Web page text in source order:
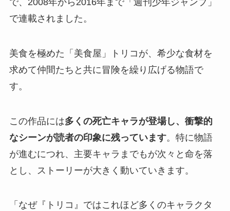
で連載されました。
美食を極めた「美食屋」トリコが、 希少な食材を
求めて仲間たちと共に冒険を繰り広げる物語で
す。
この作品には多くの死亡キャラが登場し、衝撃的
なシーンが読者の印象に残っています。特に物語
が進むにつれ、主要キャラまでもが次々と命を落
とし、ストーリーが大きく動いていきます。
「 なぜ『トリコ』ではこれほど多くのキャラクタ